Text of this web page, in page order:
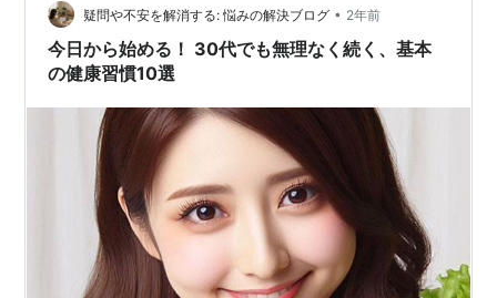
ていきましょう。 程よい節約が難しいと感じる理由５選
程よい節約が難しいと感じる理由５選を紹介します。 ①
我慢しすぎてストレスが溜まる ②目に…
疑問や不安を解消する: 悩みの解決ブログ • 2年前
今日から始める！ 30代でも無理なく続く、基本
の健康習慣10選